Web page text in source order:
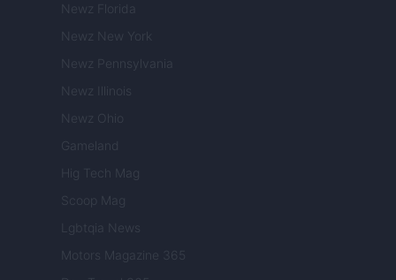
Newz Florida
Newz New York
Newz Pennsylvania
Newz Illinois
Newz Ohio
Gameland
Hig Tech Mag
Scoop Mag
Lgbtqia News
Motors Magazine 365